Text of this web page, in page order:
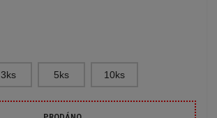
3ks 5ks 10ks